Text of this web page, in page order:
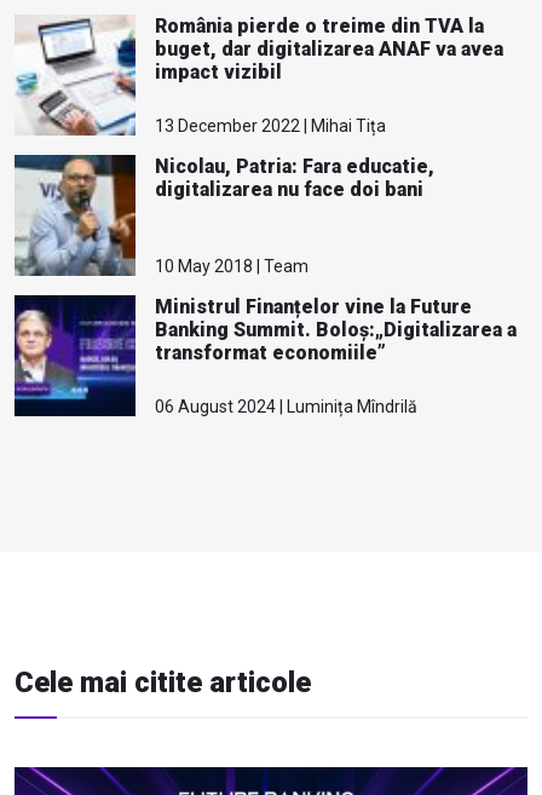
România pierde o treime din TVA la
buget, dar digitalizarea ANAF va avea
impact vizibil
13 December 2022 | Mihai Tița
Nicolau, Patria: Fara educatie,
digitalizarea nu face doi bani
10 May 2018 | Team
Ministrul Finanțelor vine la Future
Banking Summit. Boloș:„Digitalizarea a
transformat economiile”
06 August 2024 | Luminița Mîndrilă
Cele mai citite articole